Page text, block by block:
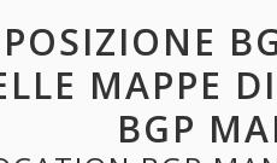
POSIZIONE
MAPPE
BGP